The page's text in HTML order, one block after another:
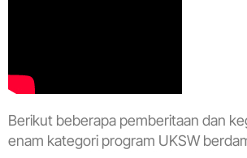
Berikut beberapa pemberitaan dan
enam kategori program UKSW